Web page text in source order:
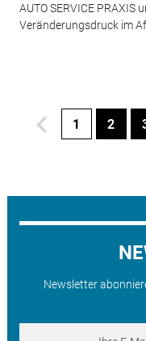
AUTO SERVICE
Veränderungsdruck im
1 2
Newsletter